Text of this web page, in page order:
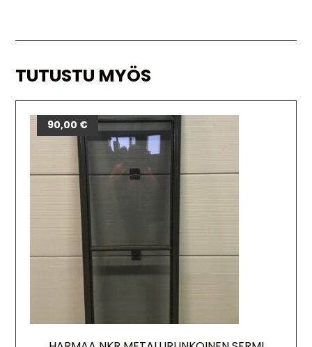
TUTUSTU MYÖS
90,00 €